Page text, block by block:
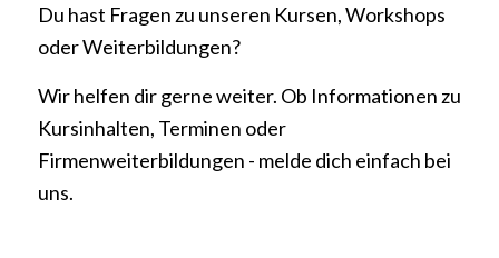
Du hast Fragen zu unseren Kursen, Workshops
oder Weiterbildungen?
Wir helfen dir gerne weiter. Ob Informationen zu
Kursinhalten, Terminen oder
Firmenweiterbildungen - melde dich einfach bei
uns.